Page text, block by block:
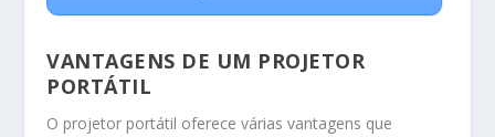
VANTAGENS DE UM PROJETOR
PORTÁTIL
O projetor portátil oferece várias vantagens que